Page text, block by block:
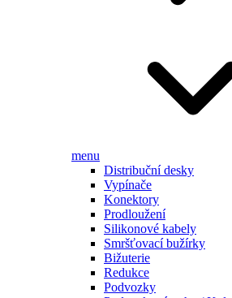
menu
Distribuční desky
Vypínače
Konektory
Prodloužení
Silikonové kabely
Smršťovací bužírky
Bižuterie
Redukce
Podvozky